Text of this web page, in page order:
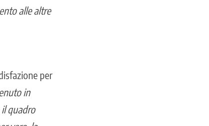
alle altre
per
in
quadro